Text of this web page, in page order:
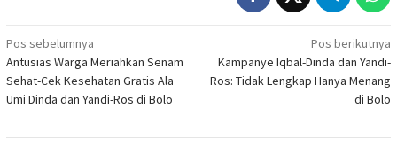
Navigasi
pos
Pos sebelumnya
Antusias Warga Meriahkan Senam
Sehat-Cek Kesehatan Gratis Ala
Umi Dinda dan Yandi-Ros di Bolo
Pos berikutnya
Kampanye Iqbal-Dinda dan Yandi-
Ros: Tidak Lengkap Hanya Menang
di Bolo